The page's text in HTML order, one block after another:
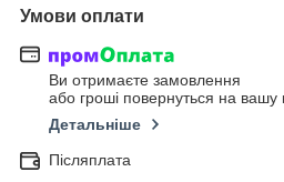
Умови оплати
Ви отримаєте замовлення
або гроші повернуться на вашу
Детальніше
Післяплата